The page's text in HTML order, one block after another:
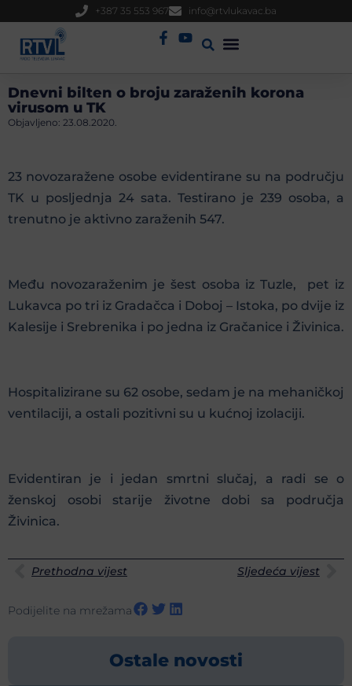
+387 35 553 967 info@rtvlukavac.ba
Dnevni bilten o broju zaraženih korona
virusom u TK
Objavljeno: 23.08.2020.
23 novozaražene osobe evidentirane su na području
TK u posljednja 24 sata. Testirano je 239 osoba, a
trenutno je aktivno zaraženih 547.
Među novozaraženim je šest osoba iz Tuzle, pet iz
Lukavca po tri iz Gradačca i Doboj – Istoka, po dvije iz
Kalesije i Srebrenika i po jedna iz Gračanice i Živinica.
Hospitalizirane su 62 osobe, sedam je na mehaničkoj
ventilaciji, a ostali pozitivni su u kućnoj izolaciji.
Evidentiran je i jedan smrtni slučaj, a radi se o
ženskoj osobi starije životne dobi sa područja
Živinica.
Prethodna vijest Sljedeća vijest
Podijelite na mrežama
Ostale novosti